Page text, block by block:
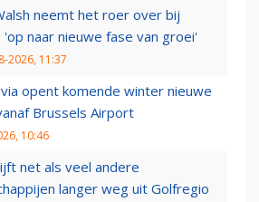
neemt het roer over bij
'op naar nieuwe fase van groei'
2026, 11:37
opent komende winter nieuwe
Brussels Airport
10:46
net als veel andere
langer weg uit Golfregio